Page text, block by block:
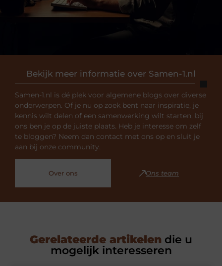
Bekijk meer informatie over Samen-1.nl
Samen-1.nl is dé plek voor algemene blogs over diverse
onderwerpen. Of je nu op zoek bent naar inspiratie, je
kennis wilt delen of een samenwerking wilt starten, bij
ons ben je op de juiste plaats. Heb je interesse om zelf
te bloggen? Neem dan contact met ons op en sluit je
aan bij onze community.
Over ons Ons team
Gerelateerde artikelen die u
mogelijk interesseren